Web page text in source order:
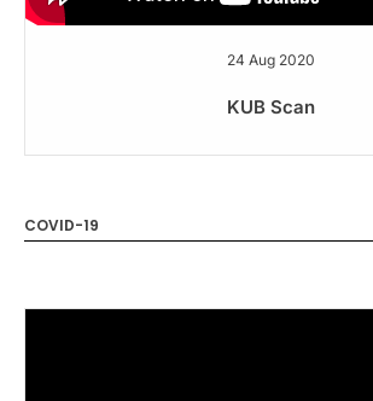
24 Aug 2020
KUB Scan
COVID-19